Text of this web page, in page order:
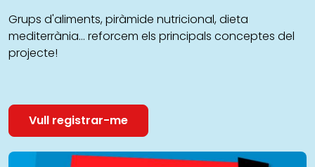
Grups d'aliments, piràmide nutricional, dieta
mediterrània... reforcem els principals conceptes del
projecte!
Vull registrar-me